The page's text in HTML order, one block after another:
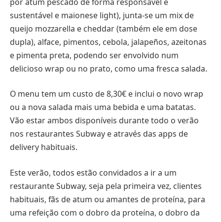
sustentável e maionese light), junta-se um mix de
queijo mozzarella e cheddar (também ele em dose
dupla), alface, pimentos, cebola, jalapeños, azeitonas
e pimenta preta, podendo ser envolvido num
delicioso wrap ou no prato, como uma fresca salada.
O menu tem um custo de 8,30€ e inclui o novo wrap
ou a nova salada mais uma bebida e uma batatas.
Vão estar ambos disponíveis durante todo o verão
nos restaurantes Subway e através das apps de
delivery habituais.
Este verão, todos estão convidados a ir a um
restaurante Subway, seja pela primeira vez, clientes
habituais, fãs de atum ou amantes de proteína, para
uma refeição com o dobro da proteína, o dobro da